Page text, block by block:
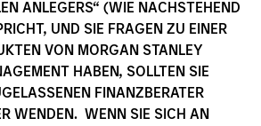
ANLEGERS“ (WIE NACHSTEHEND
UND SIE FRAGEN ZU EINER
VON MORGAN STANLEY
HABEN, SOLLTEN SIE
FINANZBERATER
WENDEN. WENN SIE SICH AN